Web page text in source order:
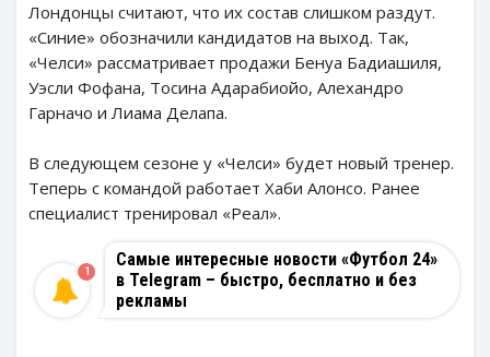
Лондонцы считают, что их состав слишком раздут.
«Синие» обозначили кандидатов на выход. Так,
«Челси» рассматривает продажи Бенуа Бадиашиля,
Уэсли Фофана, Тосина Адарабиойо, Алехандро
Гарначо и Лиама Делапа.
В следующем сезоне у «Челси» будет новый тренер.
Теперь с командой работает Хаби Алонсо. Ранее
специалист тренировал «Реал».
Самые интересные новости «Футбол 24»
в Telegram – быстро, бесплатно и без
рекламы
1